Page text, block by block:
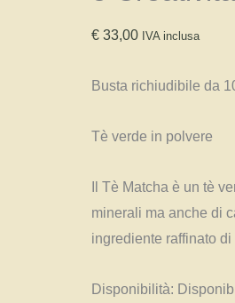
€ 33,00 IVA inclusa
Busta richiudibile da
Tè verde in polvere
Il Tè Matcha è un tè
minerali ma anche di
ingrediente raffinato
Disponibilità: